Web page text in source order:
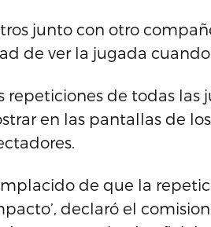
junto con otro
de ver la jugada
repeticiones de todas las
en las pantallas de
de que la
declaró el